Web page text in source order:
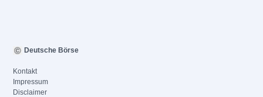
Deutsche Börse
Kontakt
Impressum
Disclaimer